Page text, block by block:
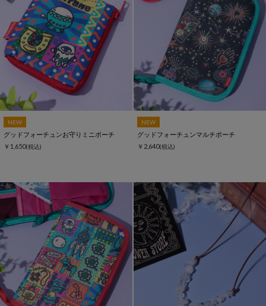
NEW
グッドフォーチュンお守りミニポーチ
￥1,650(税込)
NEW
グッドフォーチュンマルチポーチ
￥2,640(税込)